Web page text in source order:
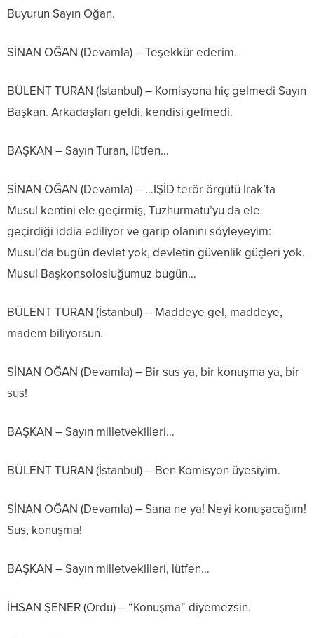
Buyurun Sayın Oğan.
SİNAN OĞAN (Devamla) – Teşekkür ederim.
BÜLENT TURAN (İstanbul) – Komisyona hiç gelmedi Sayın
Başkan. Arkadaşları geldi, kendisi gelmedi.
BAŞKAN – Sayın Turan, lütfen…
SİNAN OĞAN (Devamla) – …IŞİD terör örgütü Irak’ta
Musul kentini ele geçirmiş, Tuzhurmatu’yu da ele
geçirdiği iddia ediliyor ve garip olanını söyleyeyim:
Musul’da bugün devlet yok, devletin güvenlik güçleri yok.
Musul Başkonsolosluğumuz bugün…
BÜLENT TURAN (İstanbul) – Maddeye gel, maddeye,
madem biliyorsun.
SİNAN OĞAN (Devamla) – Bir sus ya, bir konuşma ya, bir
sus!
BAŞKAN – Sayın milletvekilleri…
BÜLENT TURAN (İstanbul) – Ben Komisyon üyesiyim.
SİNAN OĞAN (Devamla) – Sana ne ya! Neyi konuşacağım!
Sus, konuşma!
BAŞKAN – Sayın milletvekilleri, lütfen…
İHSAN ŞENER (Ordu) – “Konuşma” diyemezsin.